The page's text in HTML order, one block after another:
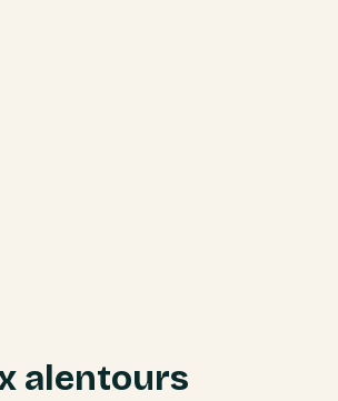
alentours